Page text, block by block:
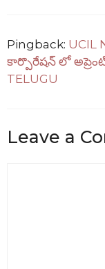
Pingback: UCIL
కార్పొరేషన్ లో
TELUGU
Leave a